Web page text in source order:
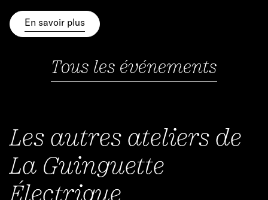
En savoir plus
Tous les événements
Les autres ateliers de
La Guinguette
Électrique